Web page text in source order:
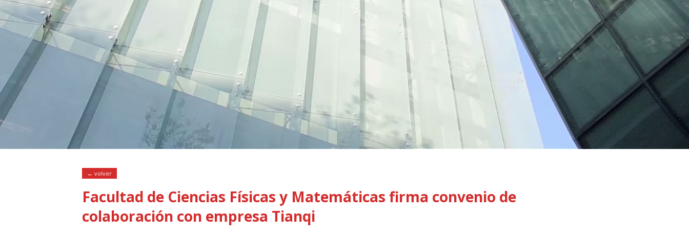
← volver
Facultad de Ciencias Físicas y Matemáticas firma convenio de
colaboración con empresa Tianqi